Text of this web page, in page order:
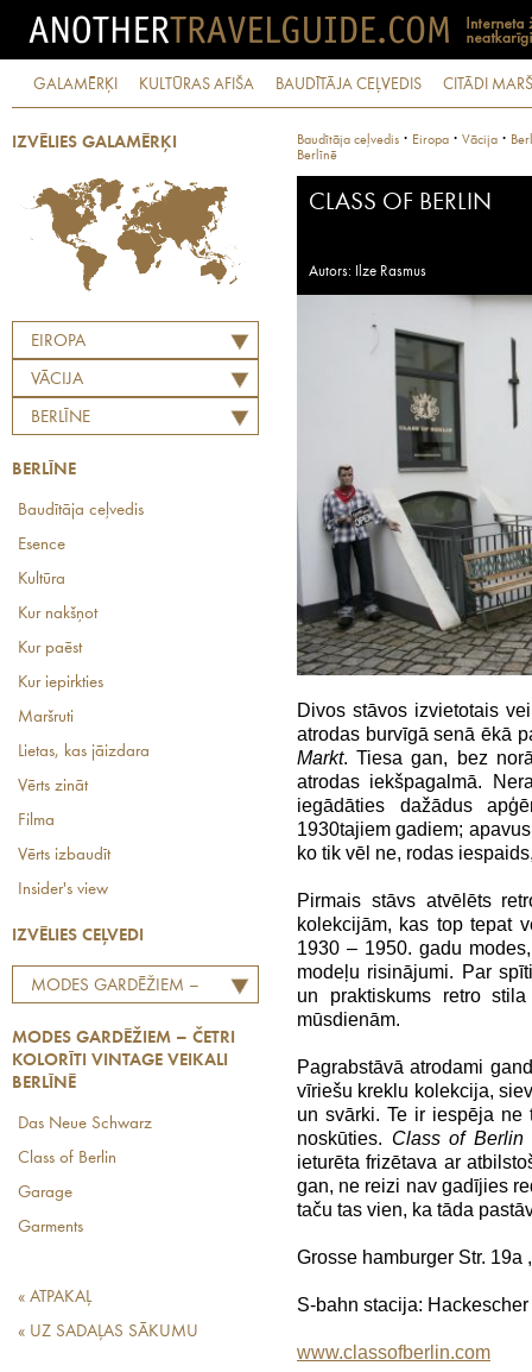
GALAMĒRĶI KULTŪRAS AFIŠA BAUDĪTĀJA CEĻVEDIS CITĀDI
IZVĒLIES GALAMĒRĶI
EIROPA
VĀCIJA
BERLĪNE
BERLĪNE
Baudītāja ceļvedis
Esence
Kultūra
Kur nakšņot
Kur paēst
Kur iepirkties
Maršruti
Lietas, kas jāizdara
Vērts zināt
Filma
Vērts izbaudīt
Insider's view
IZVĒLIES CEĻVEDI
MODES GARDĒŽIEM –
VEIKALI BERLĪNĒ
MODES GARDĒŽIEM – ČETRI
KOLORĪTI VINTAGE VEIKALI
BERLĪNĒ
Das Neue Schwarz
Class of Berlin
Garage
Garments
« ATPAKAĻ
« UZ SADAĻAS SĀKUMU
Baudītāja ceļvedis · Eiropa · Vācija ·
Berlīnē
CLASS OF BERLIN
Autors: Ilze Rasmus
Divos stāvos izvietotais
atrodas burvīgā senā ēkā
Markt. Tiesa gan, bez
atrodas iekšpagalmā.
iegādāties dažādus
1930tajiem gadiem;
ko tik vēl ne, rodas
Pirmais stāvs atvēlēts
kolekcijām, kas top tepat
1930 – 1950. gadu
modeļu risinājumi. Par
un praktiskums retro
mūsdienām.
Pagrabstāvā atrodami
vīriešu kreklu kolekcija,
un svārki. Te ir iespēja ne
noskūties. Class of Berlin
ieturēta frizētava ar
gan, ne reizi nav gadījies
taču tas vien, ka tāda
Grosse hamburger Str. 19a
S-bahn stacija: Hackescher
www.classofberlin.com